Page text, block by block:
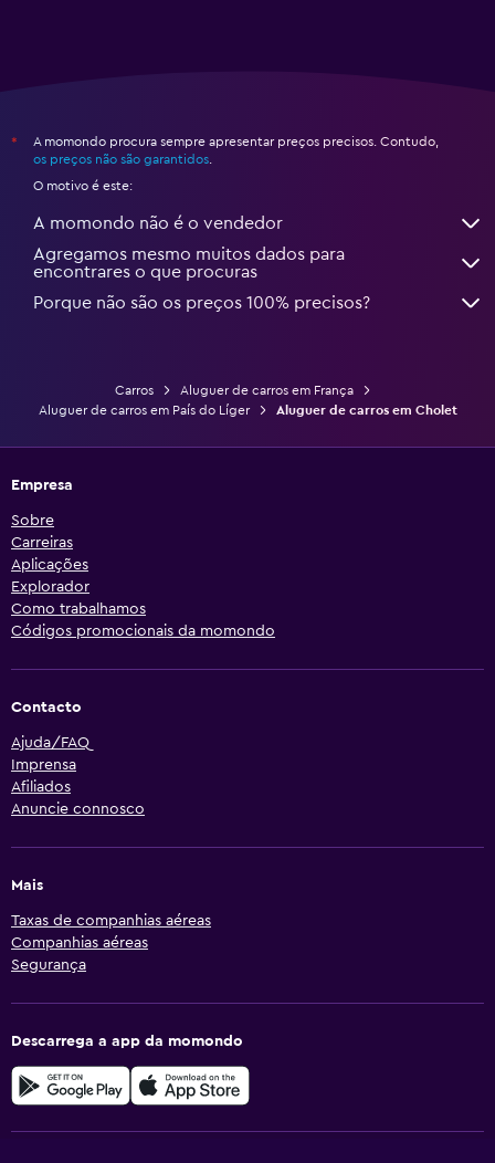
*
A momondo procura sempre apresentar preços precisos. Contudo,
os preços não são garantidos.
O motivo é este:
A momondo não é o vendedor
Agregamos mesmo muitos dados para
encontrares o que procuras
Porque não são os preços 100% precisos?
Carros
Aluguer de carros em França
Aluguer de carros em País do Líger
Aluguer de carros em Cholet
Empresa
Sobre
Carreiras
Aplicações
Explorador
Como trabalhamos
Códigos promocionais da momondo
Contacto
Ajuda/FAQ
Imprensa
Afiliados
Anuncie connosco
Mais
Taxas de companhias aéreas
Companhias aéreas
Segurança
Descarrega a app da momondo